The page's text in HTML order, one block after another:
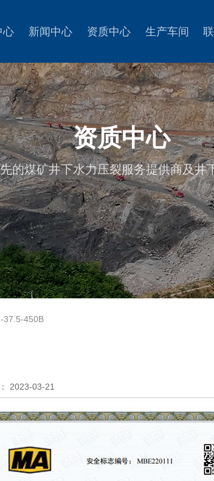
心 新闻中心 资质中心 生产车间
资质中心
的煤矿井下水力压裂服务提供商及井
37.5-450B
2023-03-21